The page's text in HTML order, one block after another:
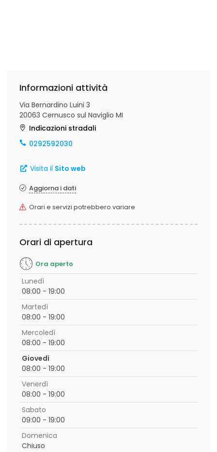
Informazioni attività
Via Bernardino Luini 3
20063 Cernusco sul Naviglio MI
Indicazioni stradali
0292592030
Visita il Sito web
Aggiorna i dati
Orari e servizi potrebbero variare
Orari di apertura
Ora aperto
Lunedì
08:00 - 19:00
Martedì
08:00 - 19:00
Mercoledì
08:00 - 19:00
Giovedì
08:00 - 19:00
Venerdì
08:00 - 19:00
Sabato
09:00 - 19:00
Domenica
Chiuso